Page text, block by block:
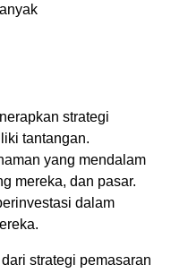
strategi
tantangan.
yang mendalam
mereka, dan pasar.
dalam
strategi pemasaran